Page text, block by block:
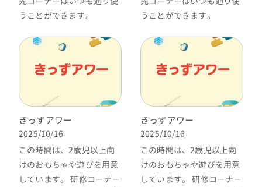
うことができます。
うことができます。
きっずアワー
2025/10/16
この時間は、2歳児以上向
けのおもちゃや遊びを用意
しています。 研修コーナー
きっずアワー
2025/10/16
この時間は、2歳児以上向
けのおもちゃや遊びを用意
しています。 研修コーナー